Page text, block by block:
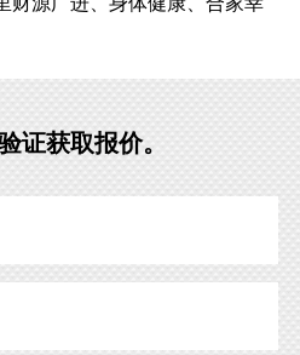
证获取报价。